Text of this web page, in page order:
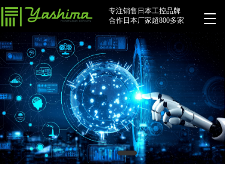
T
e
n
a
v
i
g
a
t
专注销售日本工控品牌
合作日本厂家超800多家